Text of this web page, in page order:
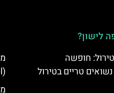
לישון?
חופשה
טריים בטירול
(Kitzbühel)